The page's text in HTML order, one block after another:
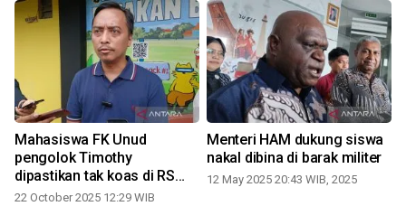
Mahasiswa FK Unud
pengolok Timothy
dipastikan tak koas di RS
Ngoerah
22 October 2025 12:29 WIB
Menteri HAM dukung siswa
nakal dibina di barak militer
12 May 2025 20:43 WIB, 2025